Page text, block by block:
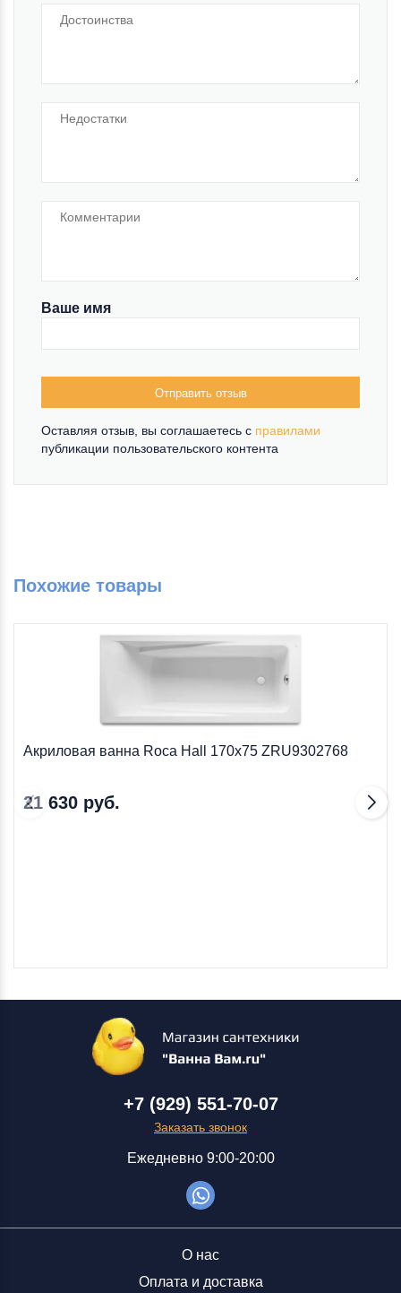
Ваше имя
Отправить отзыв
Оставляя отзыв, вы соглашаетесь c правилами
публикации пользовательского контента
Похожие товары
Акриловая ванна Roca Hall 170х75 ZRU9302768
21 630 руб.
+7 (929) 551-70-07
Заказать звонок
Ежедневно 9:00-20:00
О нас
Оплата и доставка